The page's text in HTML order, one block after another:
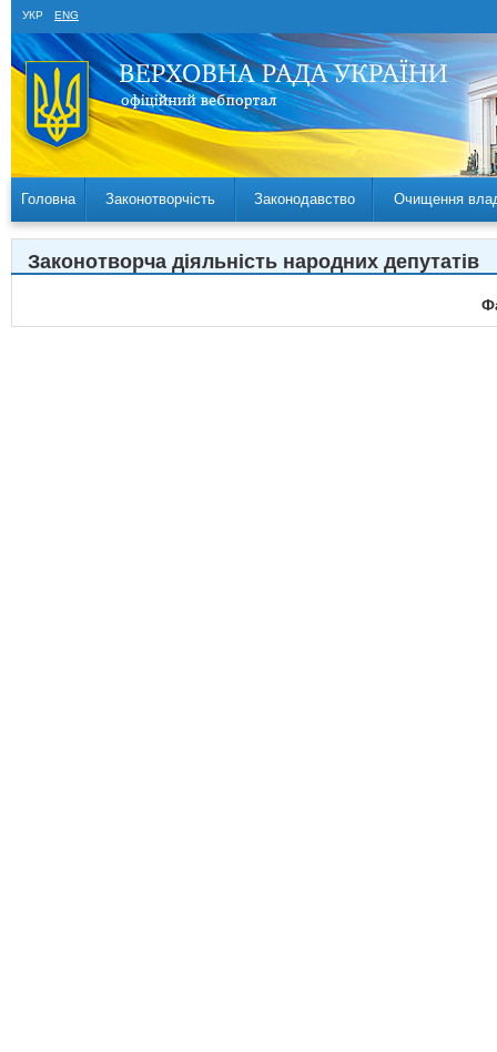
УКР ENG
Головна Законотворчість Законодавство Очищення
Законотворча діяльність народних депутатів